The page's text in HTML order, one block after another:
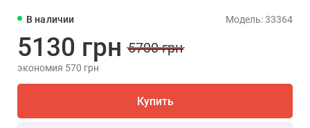
В наличии Модель: 33364
5130 грн 5700 грн
экономия 570 грн
Купить